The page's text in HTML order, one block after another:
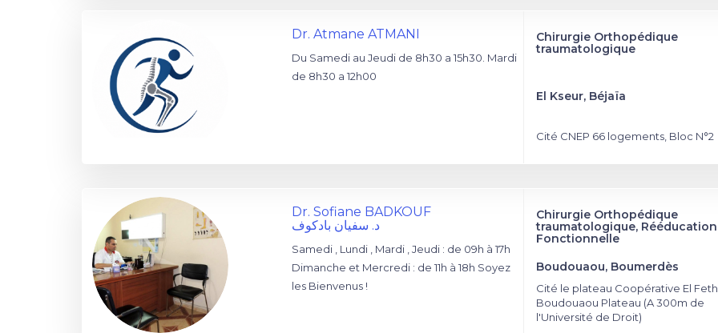
Dr. Atmane ATMANI
Du Samedi au Jeudi de 8h30 a 15h30. Mardi
de 8h30 a 12h00
Chirurgie Orthopédique
traumatologique
El Kseur, Béjaïa
Cité CNEP 66 logements, Bloc N°2
Dr. Sofiane BADKOUF
د. سفيان بادكوف
Samedi , Lundi , Mardi , Jeudi : de 09h à 17h
Dimanche et Mercredi : de 11h à 18h Soyez
les Bienvenus !
Chirurgie Orthopédique
traumatologique, Rééducation
Fonctionnelle
Boudouaou, Boumerdès
Cité le plateau Coopérative El Feth
Boudouaou Plateau (A 300m de
l'Université de Droit)